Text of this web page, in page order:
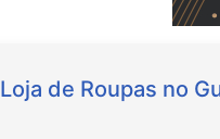
Loja de Roupas no